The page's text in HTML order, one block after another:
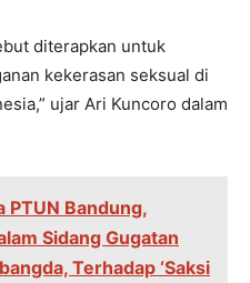
diterapkan untuk
kekerasan seksual di
ujar Ari Kuncoro dalam
PTUN Bandung,
Sidang Gugatan
Terhadap ‘Saksi